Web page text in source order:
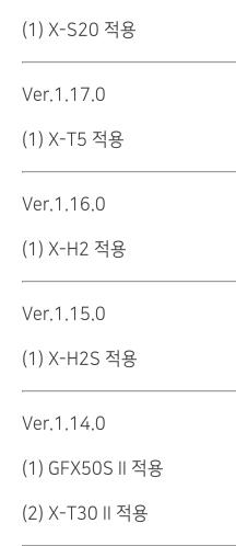
(1) X-S20 적용
Ver.1.17.0
(1) X-T5 적용
Ver.1.16.0
(1) X-H2 적용
Ver.1.15.0
(1) X-H2S 적용
Ver.1.14.0
(1) GFX50S II 적용
(2) X-T30 II 적용